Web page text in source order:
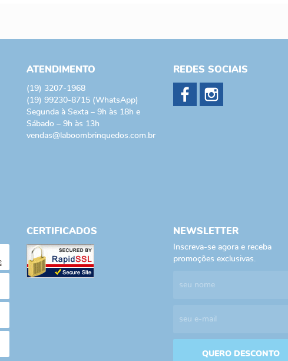
ATENDIMENTO
(19) 3207-1968
(19) 99230-8715 (WhatsApp)
Segunda à Sexta – 9h às 18h e
Sábado – 9h às 13h
vendas@laboombrinquedos.com.br
REDES SOCIAIS
CERTIFICADOS NEWSLETTER
Inscreva-se agora e receba
promoções exclusivas.
QUERO DESCONTO